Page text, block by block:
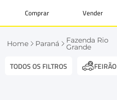
Comprar Vender
Home Paraná Fazenda Rio
Grande
TODOS OS FILTROS FEIRÃO